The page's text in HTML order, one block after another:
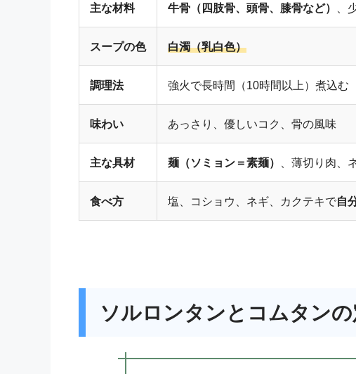
主な材料 牛骨（四肢骨、頭骨、膝骨など） 、
スープの色 白濁（乳白色）
調理法 強火で長時間（10時間以上）煮込む
味わい あっさり、優しいコク、骨の風味
主な具材 麺（ソミョン＝素麺） 、薄切り肉、
食べ方 塩、コショウ、ネギ、カクテキで自
ソルロンタンとコムタン